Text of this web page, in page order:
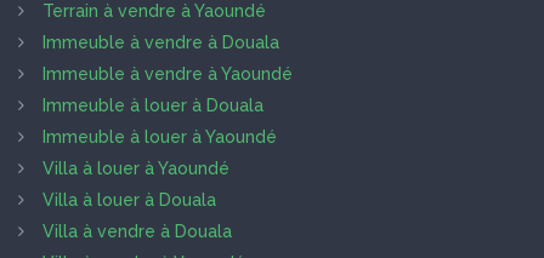
Terrain à vendre à Yaoundé
Immeuble à vendre à Douala
Immeuble à vendre à Yaoundé
Immeuble à louer à Douala
Immeuble à louer à Yaoundé
Villa à louer à Yaoundé
Villa à louer à Douala
Villa à vendre à Douala